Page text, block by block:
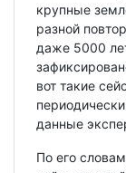
крупные
разной
даже 5000
вот такие
данные
По его